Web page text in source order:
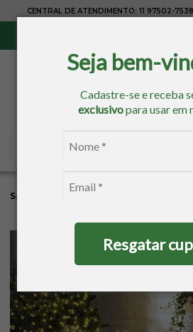
Seja bem-
Cadastre-se e receba
exclusivopara usar em
Resgatar
CENTRAL DE ATENDIMENTO: 11 97502-7538
Sacaria